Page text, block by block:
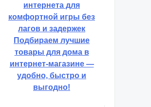
интернета для
комфортной игры без
лагов и задержек
Подбираем лучшие
товары для дома в
интернет-магазине —
удобно, быстро и
выгодно!